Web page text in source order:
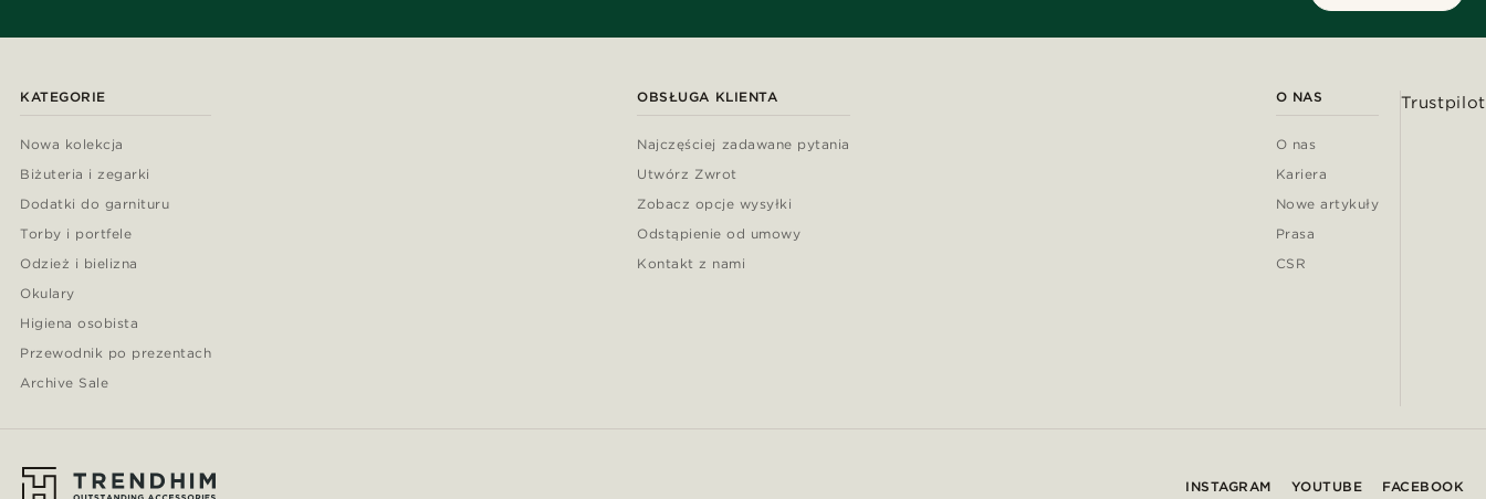
KATEGORIE
Nowa kolekcja
Biżuteria i zegarki
Dodatki do garnituru
Torby i portfele
Odzież i bielizna
Okulary
Higiena osobista
Przewodnik po prezentach
Archive Sale
OBSŁUGA KLIENTA
Najczęściej zadawane pytania
Utwórz Zwrot
Zobacz opcje wysyłki
Odstąpienie od umowy
Kontakt z nami
O NAS
O nas
Kariera
Nowe artykuły
Prasa
CSR
Trustpilot
INSTAGRAM YOUTUBE FACEBOOK